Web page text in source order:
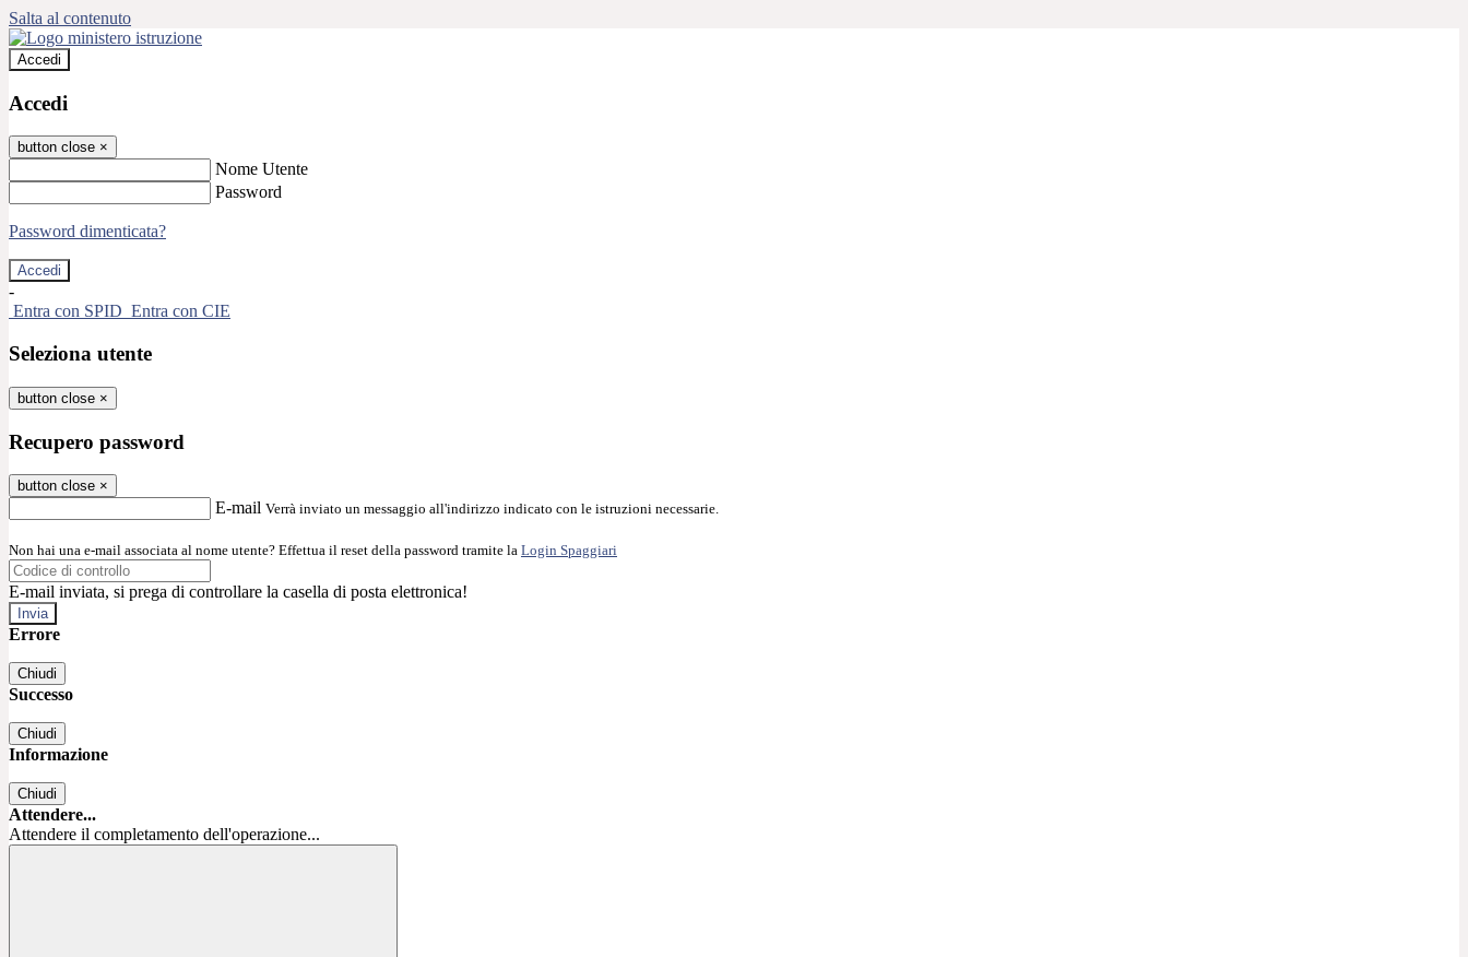
Salta al contenuto
Accedi
Accedi
button close ×
Nome Utente
Password
Password dimenticata?
-
Entra con SPID Entra con CIE
Seleziona utente
button close ×
Recupero password
button close ×
E-mail Verrà inviato un messaggio all'indirizzo indicato con le istruzioni necessarie.
Non hai una e-mail associata al nome utente? Effettua il reset della password tramite la Login Spaggiari
E-mail inviata, si prega di controllare la casella di posta elettronica!
Errore
Chiudi
Successo
Chiudi
Informazione
Chiudi
Attendere...
Attendere il completamento dell'operazione...